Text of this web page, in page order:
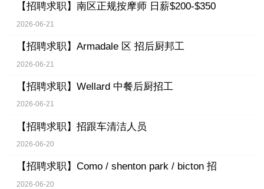
【招聘求职】 南区正规按摩师 日薪$200-$350
2026-06-21
【招聘求职】 Armadale 区 招后厨邦工
2026-06-21
【招聘求职】 Wellard 中餐后厨招工
2026-06-21
【招聘求职】 招跟车清洁人员
2026-06-20
【招聘求职】 Como / shenton park / bicton 招
2026-06-20